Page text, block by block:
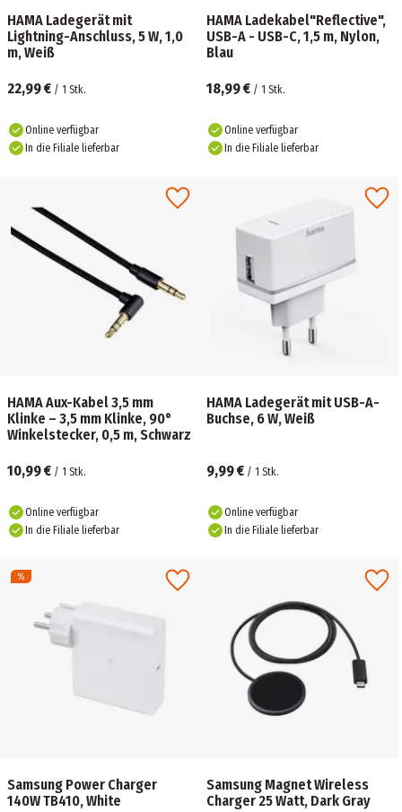
HAMA Ladegerät mit
Lightning-Anschluss, 5 W, 1,0
m, Weiß
22,99 € / 1 Stk.
Online verfügbar
In die Filiale lieferbar
HAMA Ladekabel"Reflective",
USB-A - USB-C, 1,5 m, Nylon,
Blau
18,99 € / 1 Stk.
Online verfügbar
In die Filiale lieferbar
HAMA Aux-Kabel 3,5 mm
Klinke – 3,5 mm Klinke, 90°
Winkelstecker, 0,5 m, Schwarz
10,99 € / 1 Stk.
Online verfügbar
In die Filiale lieferbar
HAMA Ladegerät mit USB-A-
Buchse, 6 W, Weiß
9,99 € / 1 Stk.
Online verfügbar
In die Filiale lieferbar
Samsung Power Charger
140W TB410, White
Samsung Magnet Wireless
Charger 25 Watt, Dark Gray